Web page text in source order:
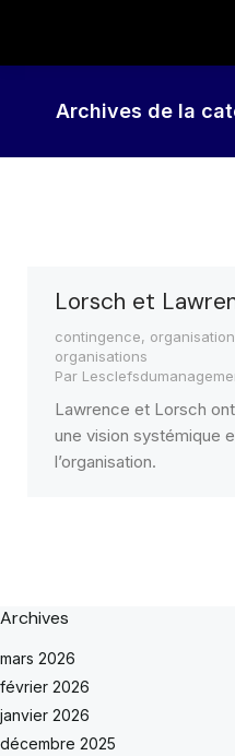
Archives de la
Lorsch et
contingence, organisation
organisations
Par
Lawrence et Lorsch
une vision systémique
l’organisation.
Archives
mars 2026
février 2026
janvier 2026
décembre 2025